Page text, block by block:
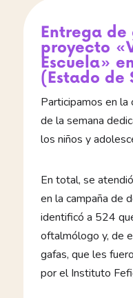
Entrega de
proyecto
Escuela»
(Estado de
Participamos en la
de la semana
los niños y
En total, se
en la campaña de
identificó a 524
oftalmólogo y, de
gafas, que les
por el Instituto